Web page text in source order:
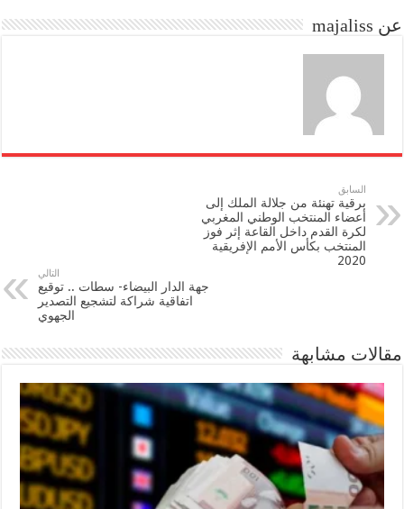
n
عن majaliss
السابق
برقية تهنئة من جلالة الملك إلى
أعضاء المنتخب الوطني المغربي
لكرة القدم داخل القاعة إثر فوز
المنتخب بكأس الأمم الإفريقية
2020
التالي
جهة الدار البيضاء- سطات .. توقيع
اتفاقية شراكة لتشجيع التصدير
الجهوي
مقالات مشابهة